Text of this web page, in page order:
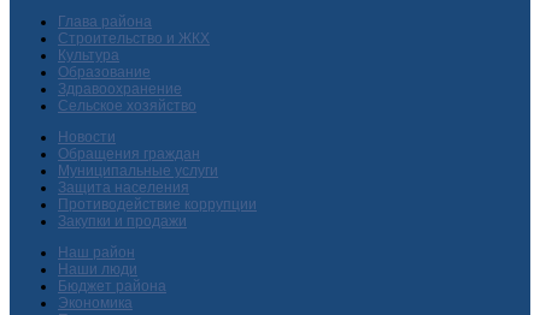
Глава района
Строительство и ЖКХ
Культура
Образование
Здравоохранение
Сельское хозяйство
Новости
Обращения граждан
Муниципальные услуги
Защита населения
Противодействие коррупции
Закупки и продажи
Наш район
Наши люди
Бюджет района
Экономика